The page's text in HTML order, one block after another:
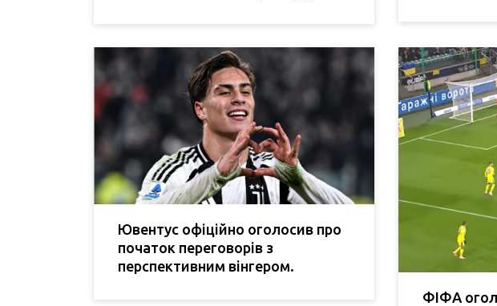
Ювентус офіційно оголосив про
початок переговорів з
перспективним вінгером.
ФІФА